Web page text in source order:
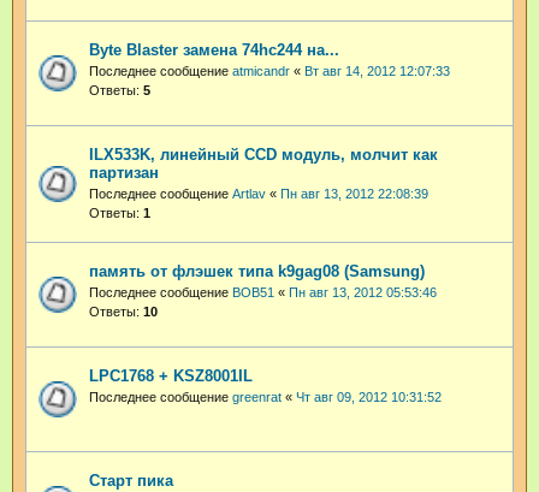
Byte Blaster замена 74hc244 на...
Последнее сообщение atmicandr « Вт авг 14, 2012 12:07:33
Ответы: 5
ILX533K, линейный CCD модуль, молчит как
партизан
Последнее сообщение Artlav « Пн авг 13, 2012 22:08:39
Ответы: 1
память от флэшек типа k9gag08 (Samsung)
Последнее сообщение BOB51 « Пн авг 13, 2012 05:53:46
Ответы: 10
LPC1768 + KSZ8001IL
Последнее сообщение greenrat « Чт авг 09, 2012 10:31:52
Старт пика